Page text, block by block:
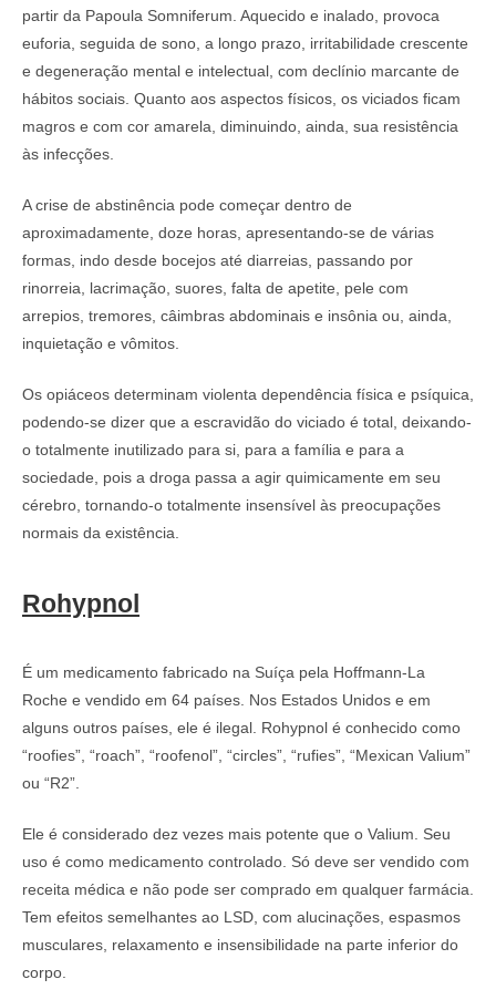
partir da Papoula Somniferum. Aquecido e inalado, provoca
euforia, seguida de sono, a longo prazo, irritabilidade crescente
e degeneração mental e intelectual, com declínio marcante de
hábitos sociais. Quanto aos aspectos físicos, os viciados ficam
magros e com cor amarela, diminuindo, ainda, sua resistência
às infecções.
A crise de abstinência pode começar dentro de
aproximadamente, doze horas, apresentando-se de várias
formas, indo desde bocejos até diarreias, passando por
rinorreia, lacrimação, suores, falta de apetite, pele com
arrepios, tremores, câimbras abdominais e insônia ou, ainda,
inquietação e vômitos.
Os opiáceos determinam violenta dependência física e psíquica,
podendo-se dizer que a escravidão do viciado é total, deixando-
o totalmente inutilizado para si, para a família e para a
sociedade, pois a droga passa a agir quimicamente em seu
cérebro, tornando-o totalmente insensível às preocupações
normais da existência.
Rohypnol
É um medicamento fabricado na Suíça pela Hoffmann-La
Roche e vendido em 64 países. Nos Estados Unidos e em
alguns outros países, ele é ilegal. Rohypnol é conhecido como
“roofies”, “roach”, “roofenol”, “circles”, “rufies”, “Mexican Valium”
ou “R2”.
Ele é considerado dez vezes mais potente que o Valium. Seu
uso é como medicamento controlado. Só deve ser vendido com
receita médica e não pode ser comprado em qualquer farmácia.
Tem efeitos semelhantes ao LSD, com alucinações, espasmos
musculares, relaxamento e insensibilidade na parte inferior do
corpo.